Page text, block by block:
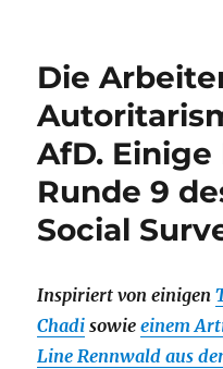
Die
AfD.
Runde 9
Social
Inspiriert von einigen
Chadi sowieeinem
Line Rennwald aus